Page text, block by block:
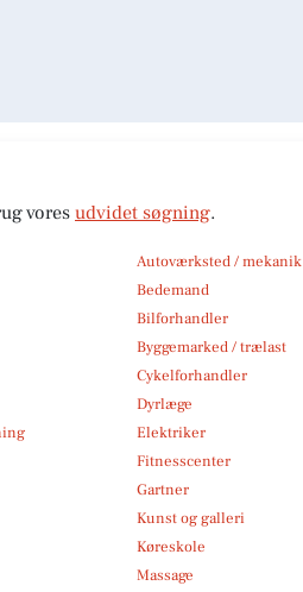
vores udvidet søgning.
Autoværksted / mekanik
Bedemand
Bilforhandler
Byggemarked / trælast
Cykelforhandler
Dyrlæge
Elektriker
Fitnesscenter
Gartner
Kunst og galleri
Køreskole
Massage